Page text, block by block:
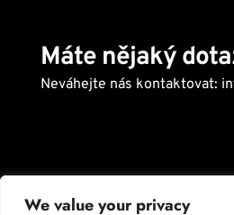
We value your privacy
Máte nějaký
Neváhejte nás kontaktovat: